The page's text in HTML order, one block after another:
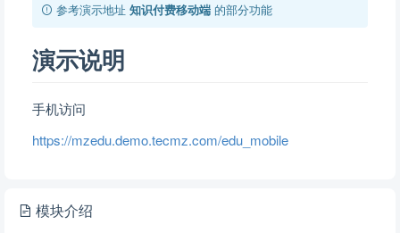
参考演示地址 知识付费移动端 的部分功能
演示说明
手机访问
https://mzedu.demo.tecmz.com/edu_mobile
模块介绍